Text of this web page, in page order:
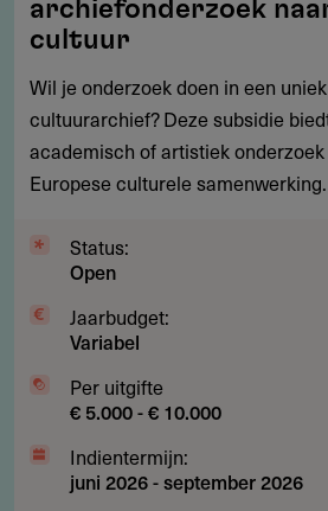
€
10.000
voor
archiefonderzoek
naar
Europese
archiefonderzoek
cultuur
Wil je onderzoek doen in een
cultuurarchief? Deze subsidie
academisch of artistiek
Europese culturele
Status:
Open
Jaarbudget:
Variabel
Per uitgifte
€ 5.000 - € 10.000
Indientermijn:
juni 2026-september 2026